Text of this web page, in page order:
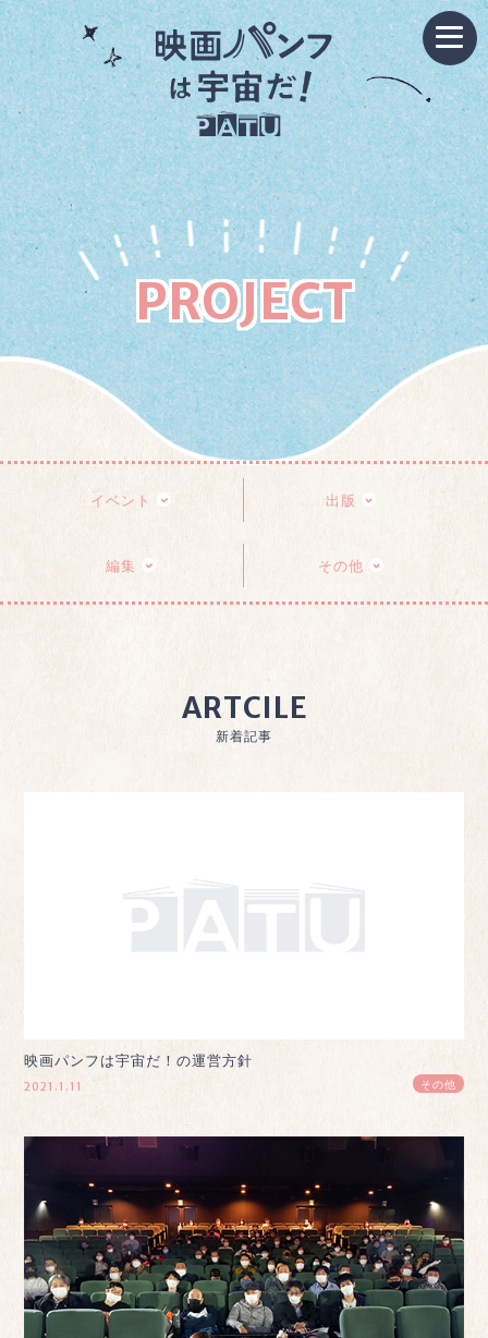
PROJECT
イベント 出版
編集 その他
ARTCILE
新着記事
映画パンフは宇宙だ！の運営方針
2021.1.11 その他